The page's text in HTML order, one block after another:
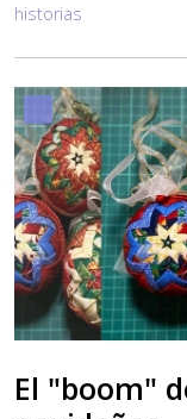
historias
El "boom"